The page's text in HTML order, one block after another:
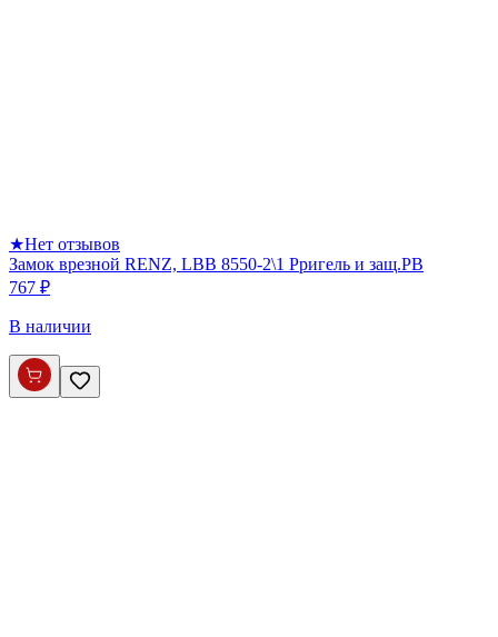
★Нет отзывов
Замок врезной RENZ, LBB 8550-2\1 Pригель и защ.PB
767 ₽
В наличии